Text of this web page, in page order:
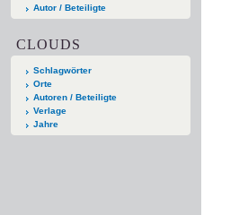
Autor / Beteiligte
CLOUDS
Schlagwörter
Orte
Autoren / Beteiligte
Verlage
Jahre